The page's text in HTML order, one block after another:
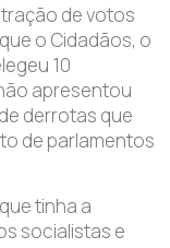
de votos
o Cidadãos, o
10
apresentou
derrotas que
de parlamentos
tinha a
socialistas e